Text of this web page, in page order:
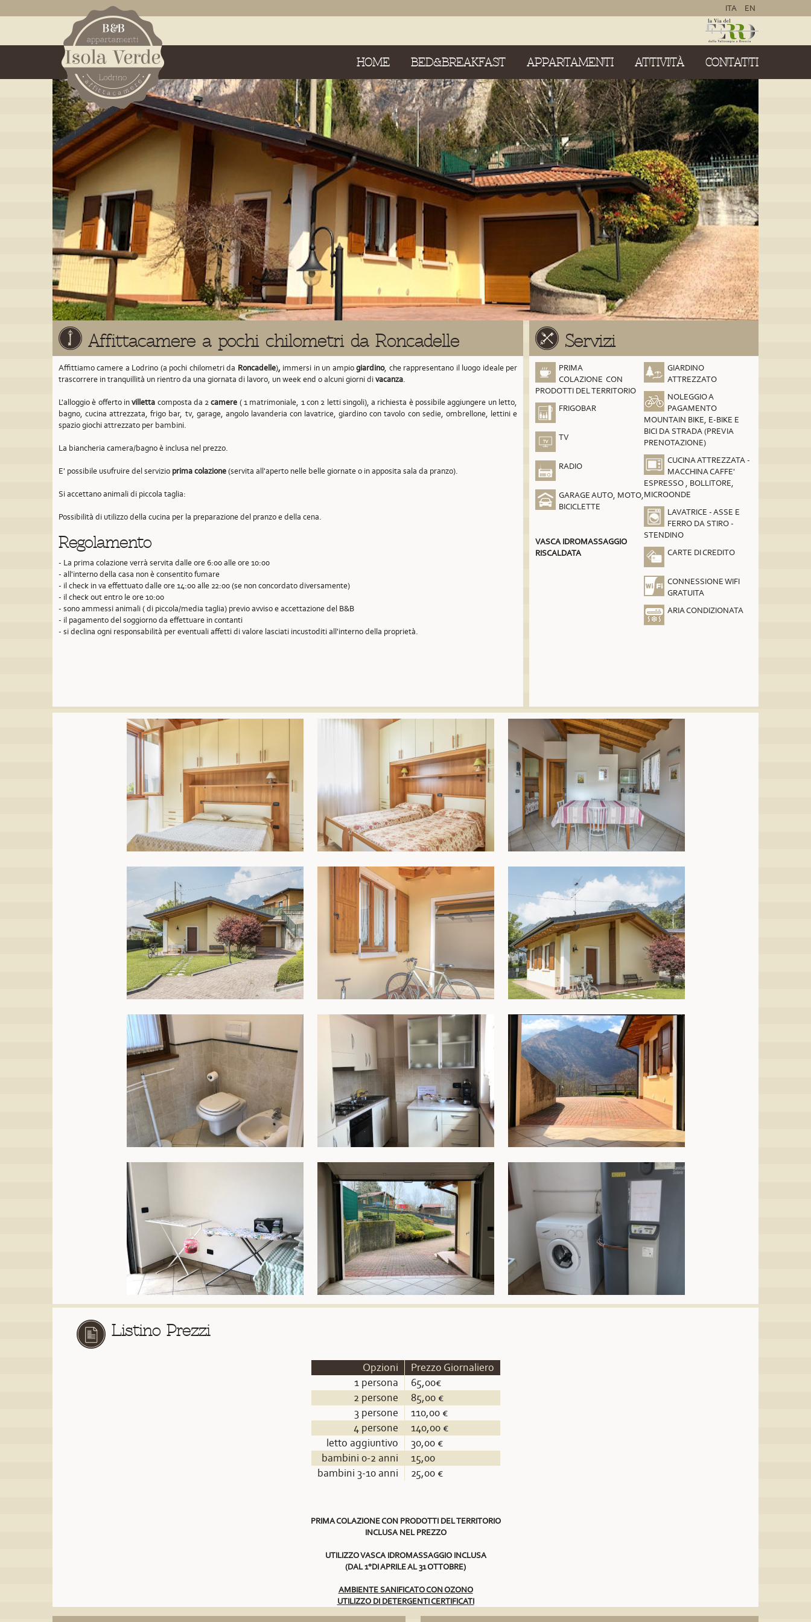
ITA EN
HOME BED&BREAKFAST APPARTAMENTI ATTIVITÀ CONTATTI
Affittacamere a pochi chilometri da Roncadelle
Affittiamo camere a Lodrino (a pochi chilometri da Roncadelle), immersi in un ampiogiardino, che rappresentano il luogo ideale per
trascorrere in tranquillità un rientro da una giornata di lavoro, un week end o alcuni giorni divacanza.
L'alloggio è offerto invilletta composta da 2camere ( 1 matrimoniale, 1 con 2 letti singoli), a richiesta è possibile aggiungere un letto,
bagno, cucina attrezzata, frigo bar, tv, garage, angolo lavanderia con lavatrice, giardino con tavolo con sedie, ombrellone, lettini e
spazio giochi attrezzato per bambini.
La biancheria camera/bagno è inclusa nel prezzo.
E' possibile usufruire del servizio prima colazione(servita all'aperto nelle belle giornate o in apposita sala da pranzo).
Si accettano animali di piccola taglia:
Possibilità di utilizzo della cucina per la preparazione del pranzo e della cena.
Regolamento
- La prima colazione verrà servita dalle ore 6:00 alle ore 10:00
- all'interno della casa non è consentito fumare
- il check in va effettuato dalle ore 14:00 alle 22:00 (se non concordato diversamente)
- il check out entro le ore 10:00
- sono ammessi animali ( di piccola/media taglia) previo avviso e accettazione del B&B
- il pagamento del soggiorno da effettuare in contanti
- si declina ogni responsabilità per eventuali affetti di valore lasciati incustoditi all'interno della proprietà.
Servizi
PRIMA
COLAZIONE CON
PRODOTTI DEL TERRITORIO
FRIGOBAR
TV
RADIO
GARAGE AUTO, MOTO,
BICICLETTE
VASCA IDROMASSAGGIO
RISCALDATA
GIARDINO
ATTREZZATO
NOLEGGIO A
PAGAMENTO
MOUNTAIN BIKE, E-BIKE E
BICI DA STRADA (PREVIA
PRENOTAZIONE)
CUCINA ATTREZZATA -
MACCHINA CAFFE'
ESPRESSO , BOLLITORE,
MICROONDE
LAVATRICE - ASSE E
FERRO DA STIRO -
STENDINO
CARTE DI CREDITO
CONNESSIONE WIFI
GRATUITA
ARIA CONDIZIONATA
Listino Prezzi
Opzioni
Prezzo Giornaliero
1 persona
65,00€
2 persone
85,00 €
3 persone
110,00 €
4 persone
140,00 €
letto aggiuntivo
30,00 €
bambini 0-2 anni
15,00
bambini 3-10 anni
25,00 €
PRIMA COLAZIONE CON PRODOTTI DEL TERRITORIO
INCLUSA NEL PREZZO
UTILIZZO VASCA IDROMASSAGGIO INCLUSA
(DAL 1°DI APRILE AL 31 OTTOBRE)
AMBIENTE SANIFICATO CON OZONO
UTILIZZO DI DETERGENTI CERTIFICATI